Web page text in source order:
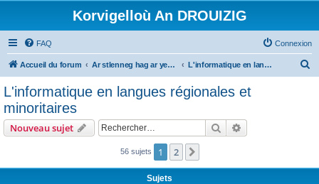
Korvigelloù An DROUIZIG
FAQ Connexion
Accueil du forum Ar stlenneg hag ar yezhoù bihan er bed a-bezh L'informatique en langues régionales et minoritaires
c
L'informatique en langues régionales et
minoritaires
Nouveau sujet Rechercher
56 sujets 1 2
Sujets